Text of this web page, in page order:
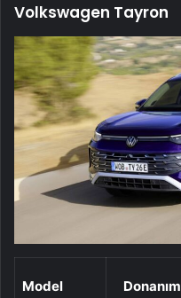
Volkswagen Tayron
Model Donanım